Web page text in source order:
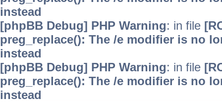
instead
[phpBB Debug] PHP Warning: in file
preg_replace(): The /e modifier is no
instead
[phpBB Debug] PHP Warning: in file
preg_replace(): The /e modifier is no
instead